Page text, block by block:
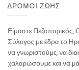
ΔΡΌΜΟΙ ΖΩΉΣ
Είμαστε Πεζοπορικός,
Σύλογος με έδρα το
να γνωριστούμε, να
χαλαρώσουμε και να